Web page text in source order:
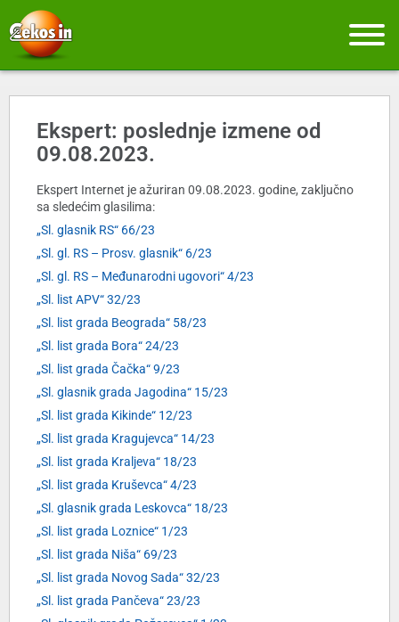
Ekspert: poslednje izmene od
09.08.2023.
Ekspert Internet je ažuriran 09.08.2023. godine, zaključno
sa sledećim glasilima:
„Sl. glasnik RS“ 66/23
„Sl. gl. RS – Prosv. glasnik“ 6/23
„Sl. gl. RS – Međunarodni ugovori“ 4/23
„Sl. list APV“ 32/23
„Sl. list grada Beograda“ 58/23
„Sl. list grada Bora“ 24/23
„Sl. list grada Čačka“ 9/23
„Sl. glasnik grada Jagodina“ 15/23
„Sl. list grada Kikinde“ 12/23
„Sl. list grada Kragujevca“ 14/23
„Sl. list grada Kraljeva“ 18/23
„Sl. list grada Kruševca“ 4/23
„Sl. glasnik grada Leskovca“ 18/23
„Sl. list grada Loznice“ 1/23
„Sl. list grada Niša“ 69/23
„Sl. list grada Novog Sada“ 32/23
„Sl. list grada Pančeva“ 23/23